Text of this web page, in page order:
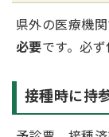
県外の医療機
必要です。必
接種時に持